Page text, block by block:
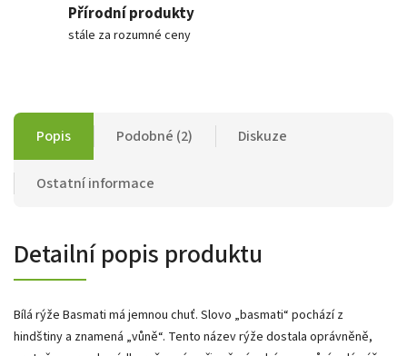
Přírodní produkty
stále za rozumné ceny
Popis Podobné (2) Diskuze
Ostatní informace
Detailní popis produktu
Bílá rýže Basmati má jemnou chuť. Slovo „basmati“ pochází z
hindštiny a znamená „vůně“. Tento název rýže dostala oprávněně,